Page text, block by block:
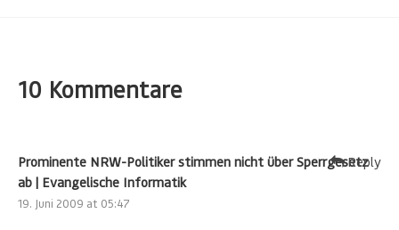
10 Kommentare
Prominente NRW-Politiker stimmen nicht über Sperrgesetz
ab | Evangelische Informatik
19. Juni 2009 at 05:47
Reply